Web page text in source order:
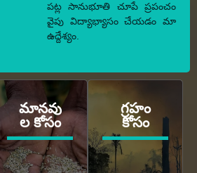
పట్ల సానుభూతి చూపే ప్రపంచం
వైపు విద్యాభ్యాసం చేయడం మా
ఉద్దేశ్యం.
మానవు
ల కోసం
గ్రహం
కోసం